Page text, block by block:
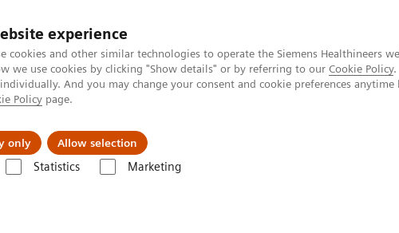
experience
cookies and other similar technologies to operate the Siemens Healthineers
we use cookies by clicking "Show details" or by referring to our Cookie Policy.
And you may change your consent and cookie preferences
Policy page.
only Allow selection
Statistics Marketing
Actualités et événements